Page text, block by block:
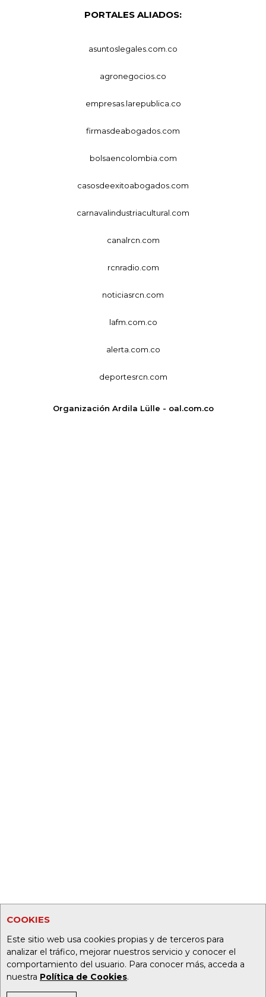
COOKIES
Este sitio web usa cookies propias y de terceros para
analizar el tráfico, mejorar nuestros servicio y conocer el
comportamiento del usuario. Para conocer más, acceda a
nuestra Política de Cookies.
PORTALES ALIADOS:
asuntoslegales.com.co
agronegocios.co
empresas.larepublica.co
firmasdeabogados.com
bolsaencolombia.com
casosdeexitoabogados.com
carnavalindustriacultural.com
canalrcn.com
rcnradio.com
noticiasrcn.com
lafm.com.co
alerta.com.co
deportesrcn.com
Organización Ardila Lülle - oal.com.co